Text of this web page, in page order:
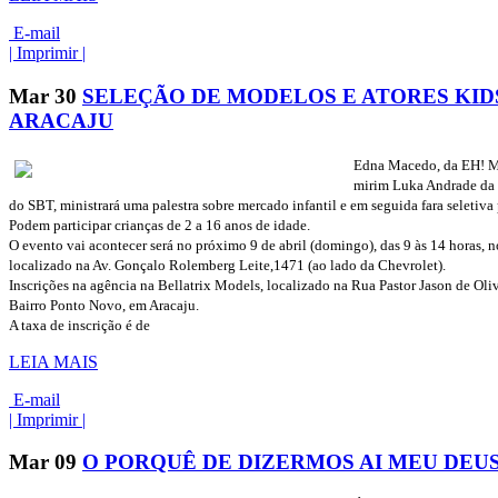
E-mail
| Imprimir |
Mar 30 SELEÇÃO DE MODELOS E ATORES
ARACAJU
Edna Macedo, da EH!
mirim Luka Andrade
do SBT, ministrará uma palestra sobre mercado infantil e em seguida fara seletiva
Podem participar crianças de 2 a 16 anos de idade.
O evento vai acontecer será no próximo 9 de abril (domingo), das 9 às 14 horas,
localizado na Av. Gonçalo Rolemberg Leite,1471 (ao lado da Chevrolet).
Inscrições na agência na Bellatrix Models, localizado na Rua Pastor Jason de
Bairro Ponto Novo, em Aracaju.
A taxa de inscrição é de
LEIA MAIS
E-mail
| Imprimir |
Mar 09 O PORQUÊ DE DIZERMOS AI MEU